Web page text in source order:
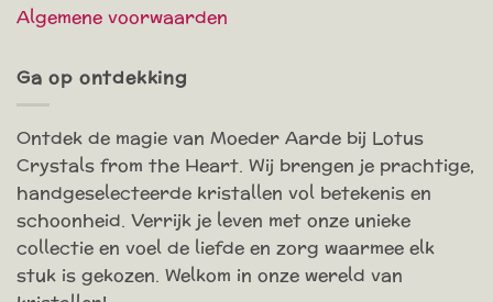
Algemene voorwaarden
Ga op ontdekking
Ontdek de magie van Moeder Aarde bij Lotus
Crystals from the Heart. Wij brengen je prachtige,
handgeselecteerde kristallen vol betekenis en
schoonheid. Verrijk je leven met onze unieke
collectie en voel de liefde en zorg waarmee elk
stuk is gekozen. Welkom in onze wereld van